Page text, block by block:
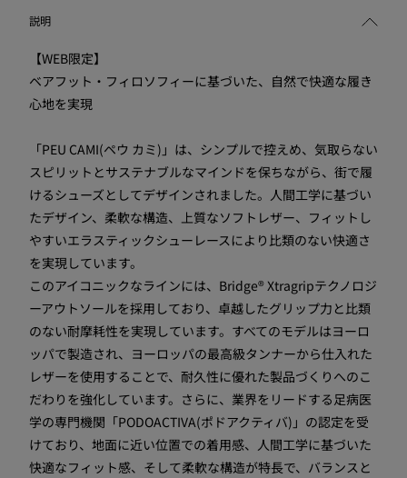
説明
【WEB限定】
ベアフット・フィロソフィーに基づいた、自然で快適な履き
心地を実現
「PEU CAMI(ペウ カミ)」は、シンプルで控えめ、気取らない
スピリットとサステナブルなマインドを保ちながら、街で履
けるシューズとしてデザインされました。人間工学に基づい
たデザイン、柔軟な構造、上質なソフトレザー、フィットし
やすいエラスティックシューレースにより比類のない快適さ
を実現しています。
このアイコニックなラインには、Bridge® Xtragripテクノロジ
ーアウトソールを採用しており、卓越したグリップ力と比類
のない耐摩耗性を実現しています。すべてのモデルはヨーロ
ッパで製造され、ヨーロッパの最高級タンナーから仕入れた
レザーを使用することで、耐久性に優れた製品づくりへのこ
だわりを強化しています。さらに、業界をリードする足病医
学の専門機関「PODOACTIVA(ポドアクティバ)」の認定を受
けており、地面に近い位置での着用感、人間工学に基づいた
快適なフィット感、そして柔軟な構造が特長で、バランスと